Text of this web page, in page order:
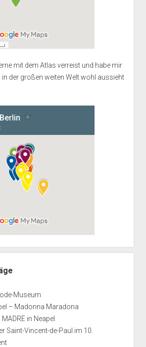
mit dem Atlas verreist und habe mir
in der großen weiten Welt wohl aussieht
Museum
– Madonna Maradona
in Neapel
Saint-Vincent-de-Paul im 10.